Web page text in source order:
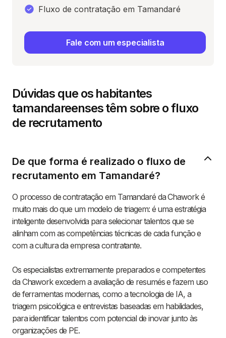
Dúvidas que os habitantes
tamandareenses têm sobre o fluxo
de recrutamento
De que forma é realizado o fluxo de
recrutamento em Tamandaré?
O processo de contratação em Tamandaré da Chawork é
muito mais do que um modelo de triagem: é uma estratégia
inteligente desenvolvida para selecionar talentos que se
alinham com as competências técnicas de cada função e
com a cultura da empresa contratante.
Os especialistas extremamente preparados e competentes
da Chawork excedem a avaliação de resumés e fazem uso
de ferramentas modernas, como a tecnologia de IA, a
triagem psicológica e entrevistas baseadas em habilidades,
para identificar talentos com potencial de inovar junto às
organizações de PE.
Fluxo de contratação em Tamandaré
Fale com um especialista